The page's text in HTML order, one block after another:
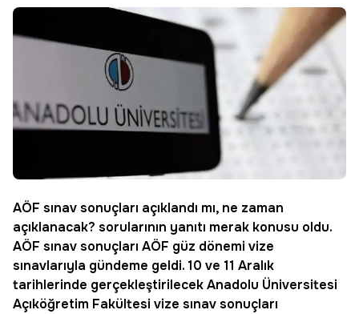
AÖF sınav sonuçları açıklandı mı, ne zaman
açıklanacak? sorularının yanıtı merak konusu oldu.
AÖF sınav sonuçları AÖF güz dönemi vize
sınavlarıyla gündeme geldi. 10 ve 11 Aralık
tarihlerinde gerçekleştirilecek Anadolu Üniversitesi
Açıköğretim Fakültesi vize sınav sonuçları